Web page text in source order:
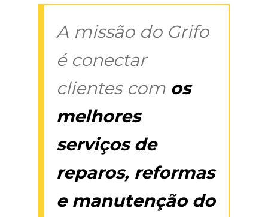
A missão do Grifo
é conectar
clientes com os
melhores
serviços de
reparos, reformas
e manutenção do